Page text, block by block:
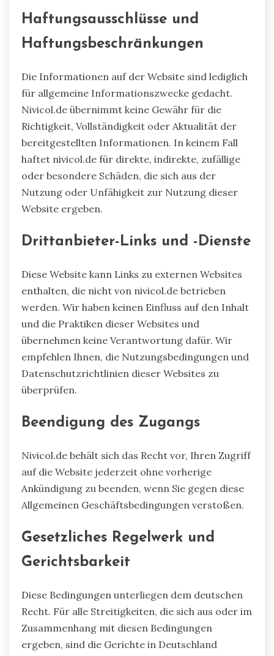
Haftungsausschlüsse und
Haftungsbeschränkungen
Die Informationen auf der Website sind lediglich
für allgemeine Informationszwecke gedacht.
Nivicol.de übernimmt keine Gewähr für die
Richtigkeit, Vollständigkeit oder Aktualität der
bereitgestellten Informationen. In keinem Fall
haftet nivicol.de für direkte, indirekte, zufällige
oder besondere Schäden, die sich aus der
Nutzung oder Unfähigkeit zur Nutzung dieser
Website ergeben.
Drittanbieter-Links und -Dienste
Diese Website kann Links zu externen Websites
enthalten, die nicht von nivicol.de betrieben
werden. Wir haben keinen Einfluss auf den Inhalt
und die Praktiken dieser Websites und
übernehmen keine Verantwortung dafür. Wir
empfehlen Ihnen, die Nutzungsbedingungen und
Datenschutzrichtlinien dieser Websites zu
überprüfen.
Beendigung des Zugangs
Nivicol.de behält sich das Recht vor, Ihren Zugriff
auf die Website jederzeit ohne vorherige
Ankündigung zu beenden, wenn Sie gegen diese
Allgemeinen Geschäftsbedingungen verstoßen.
Gesetzliches Regelwerk und
Gerichtsbarkeit
Diese Bedingungen unterliegen dem deutschen
Recht. Für alle Streitigkeiten, die sich aus oder im
Zusammenhang mit diesen Bedingungen
ergeben, sind die Gerichte in Deutschland